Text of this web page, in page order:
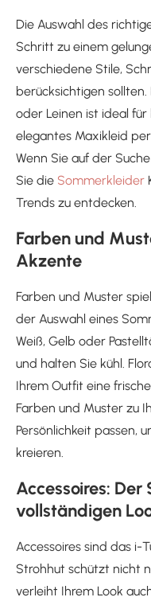
Die Auswahl des
Schritt zu einem
verschiedene Stile,
berücksichtigen sollten.
oder Leinen ist ideal
elegantes Maxikleid
Wenn Sie auf der
Sie die Sommerkleider
Trends zu entdecken.
Farben und
Akzente
Farben und Muster
der Auswahl eines
Weiß, Gelb oder
und halten Sie kühl.
Ihrem Outfit eine
Farben und Muster zu
Persönlichkeit passen,
kreieren.
Accessoires: Der
vollständigen
Accessoires sind das i-
Strohhut schützt nicht
verleiht Ihrem Look